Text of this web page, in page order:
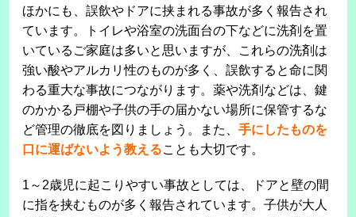
ほかにも、誤飲やドアに挟まれる事故が多く報告され
ています。トイレや浴室の洗面台の下などに洗剤を置
いているご家庭は多いと思いますが、これらの洗剤は
強い酸やアルカリ性のものが多く、誤飲すると命に関
わる重大な事故につながります。薬や洗剤などは、鍵
のかかる戸棚や子供の手の届かない場所に保管するな
ど管理の徹底を図りましょう。また、手にしたものを
口に運ばないよう教えることも大切です。
1～2歳児に起こりやすい事故としては、ドアと壁の間
に指を挟むものが多く報告されています。子供が大人